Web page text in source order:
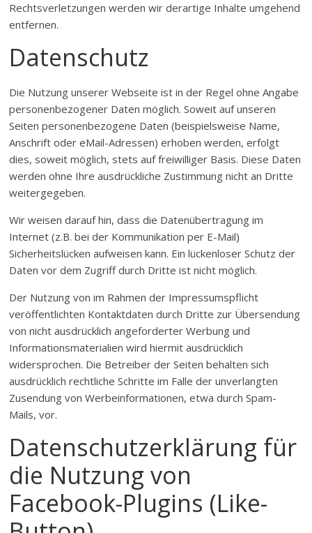
Rechtsverletzungen werden wir derartige Inhalte umgehend
entfernen.
Datenschutz
Die Nutzung unserer Webseite ist in der Regel ohne Angabe
personenbezogener Daten möglich. Soweit auf unseren
Seiten personenbezogene Daten (beispielsweise Name,
Anschrift oder eMail-Adressen) erhoben werden, erfolgt
dies, soweit möglich, stets auf freiwilliger Basis. Diese Daten
werden ohne Ihre ausdrückliche Zustimmung nicht an Dritte
weitergegeben.
Wir weisen darauf hin, dass die Datenübertragung im
Internet (z.B. bei der Kommunikation per E-Mail)
Sicherheitslücken aufweisen kann. Ein lückenloser Schutz der
Daten vor dem Zugriff durch Dritte ist nicht möglich.
Der Nutzung von im Rahmen der Impressumspflicht
veröffentlichten Kontaktdaten durch Dritte zur Übersendung
von nicht ausdrücklich angeforderter Werbung und
Informationsmaterialien wird hiermit ausdrücklich
widersprochen. Die Betreiber der Seiten behalten sich
ausdrücklich rechtliche Schritte im Falle der unverlangten
Zusendung von Werbeinformationen, etwa durch Spam-
Mails, vor.
Datenschutzerklärung für
die Nutzung von
Facebook-Plugins (Like-